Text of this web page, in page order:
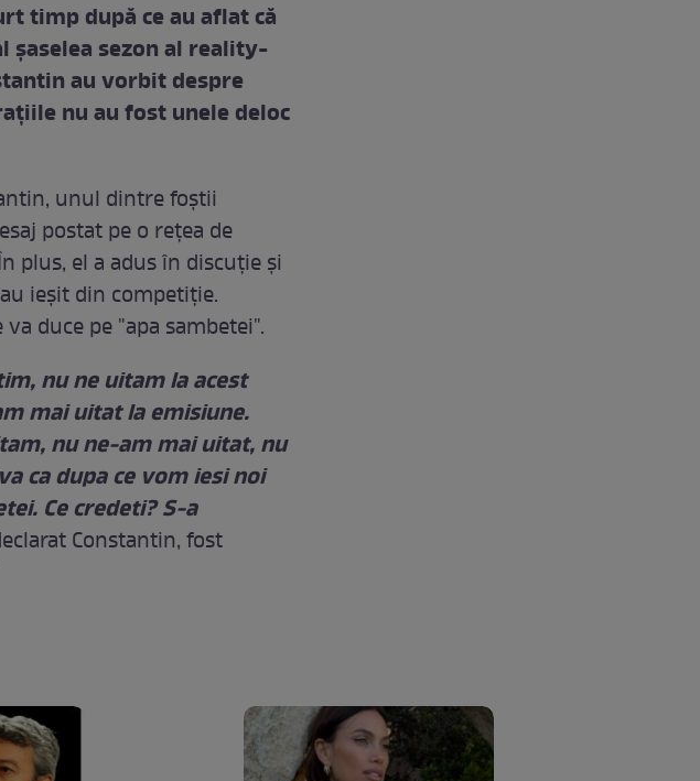
timp după ce au aflat că
şaselea sezon al reality-
au vorbit despre
nu au fost unele deloc
unul dintre foştii
postat pe o reţea de
plus, el a adus în discuţie şi
ieşit din competiţie.
duce pe "apa sambetei".
nu ne uitam la acest
mai uitat la emisiune.
nu ne-am mai uitat, nu
ca dupa ce vom iesi noi
Ce credeti? S-a
Constantin, fost